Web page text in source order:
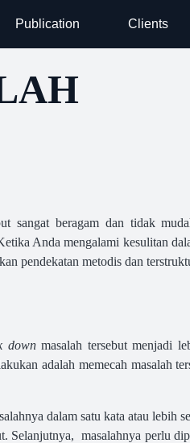
Publication Clients
sangat beragam dan tidak
Anda mengalami kesulitan
pendekatan metodis dan
downmasalah tersebut menjadi
adalah memecah masalah
dalam satu kata atau lebih
Selanjutnya, masalahnya perlu